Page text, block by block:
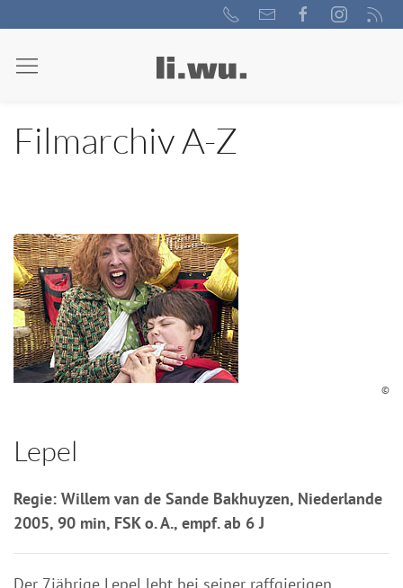
Filmarchiv A-Z
©
Lepel
Regie: Willem van de Sande Bakhuyzen, Niederlande
2005, 90 min, FSK o. A., empf. ab 6 J